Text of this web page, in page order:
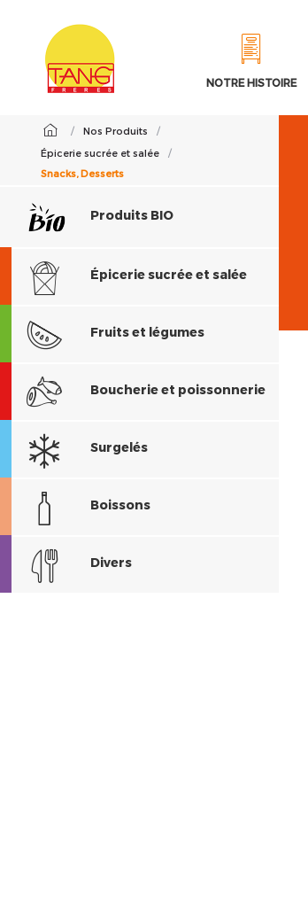
NOTRE HISTOIRE
/ Nos Produits
/
Épicerie sucrée et salée
/
Snacks, Desserts
Produits BIO
Épicerie sucrée et salée
Fruits et légumes
Boucherie et poissonnerie
Surgelés
Boissons
Divers